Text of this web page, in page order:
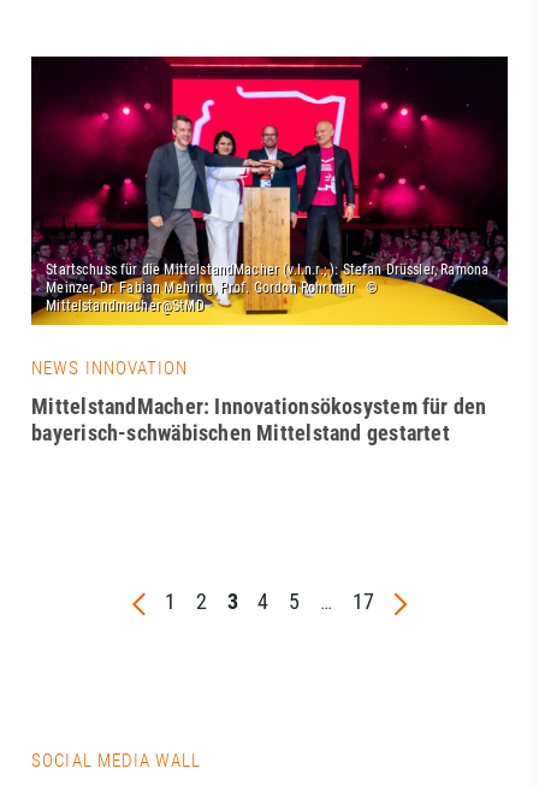
NEWS INNOVATION
MittelstandMacher: Innovationsökosystem für den
bayerisch-schwäbischen Mittelstand gestartet
1 2 3 4 5 … 17
SOCIAL MEDIA WALL